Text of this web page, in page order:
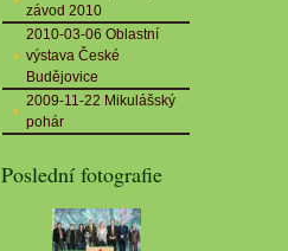
závod 2010
2010-03-06 Oblastní
výstava České
Budějovice
2009-11-22 Mikulášský
pohár
Poslední fotografie